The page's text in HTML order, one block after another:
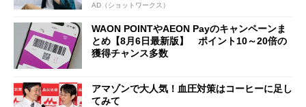
AD（ショットワークス）
WAON POINTやAEON Payのキャンペーンま
とめ【8月6日最新版】 ポイント10～20倍の
獲得チャンス多数
アマゾンで大人気！血圧対策はコーヒーに足し
てみて